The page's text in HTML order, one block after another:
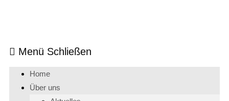
Menü Schließen
Home
Über uns